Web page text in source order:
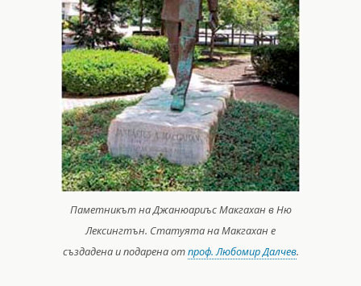
Паметникът на Джанюариъс Макгахан в Ню
Лексингтън. Статуята на Макгахан е
създадена и подарена отпроф. Любомир Далчев.